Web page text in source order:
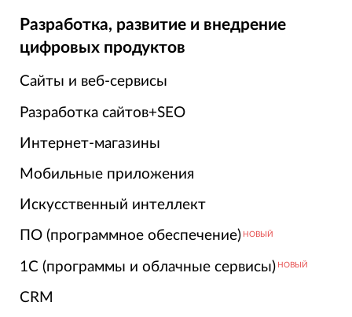
Разработка, развитие и внедрение
цифровых продуктов
Сайты и веб-сервисы
Разработка сайтов+SEO
Интернет-магазины
Мобильные приложения
Искусственный интеллект
ПО (программное обеспечение) НОВЫЙ
1С (программы и облачные сервисы) НОВЫЙ
CRM